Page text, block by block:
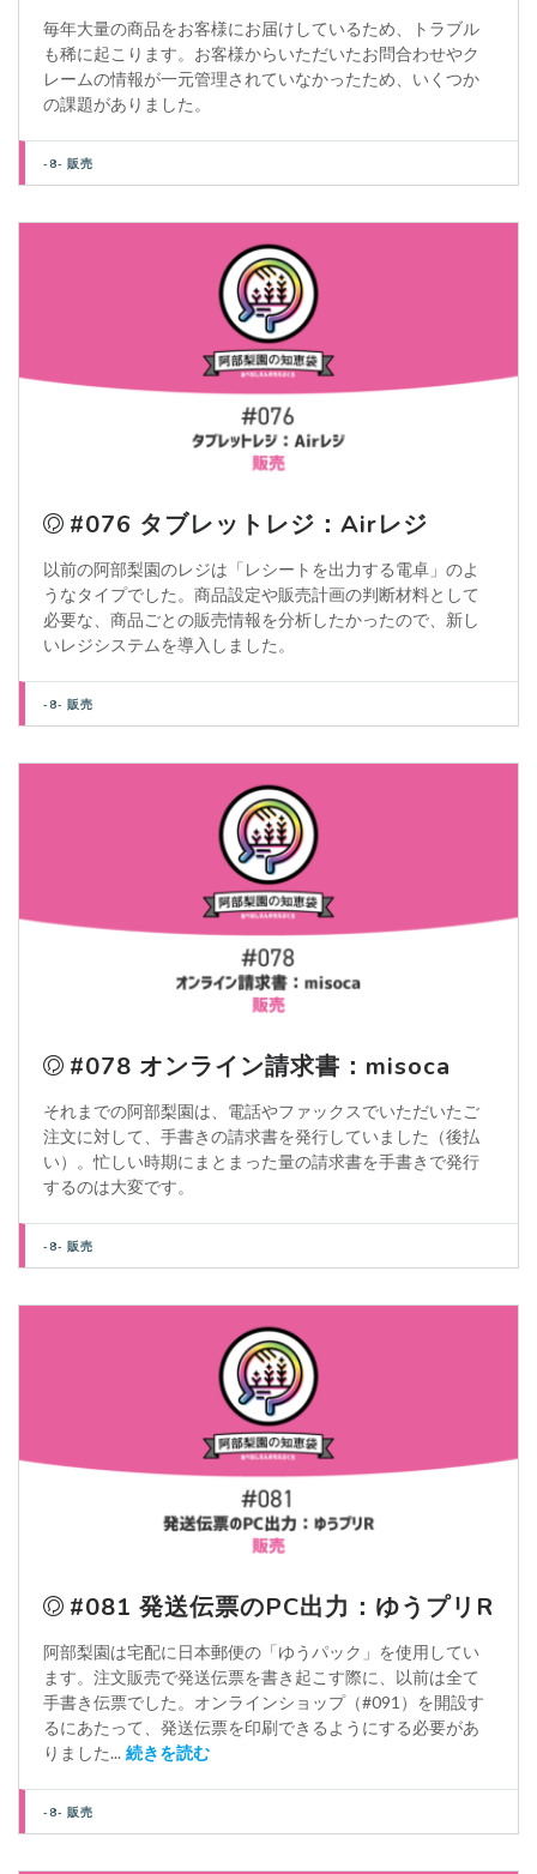
毎年大量の商品をお客様にお届けしているため、トラブル
も稀に起こります。お客様からいただいたお問合わせやク
レームの情報が一元管理されていなかったため、いくつか
の課題がありました。
-8- 販売
#076 タブレットレジ：Airレジ
以前の阿部梨園のレジは「レシートを出力する電卓」のよ
うなタイプでした。商品設定や販売計画の判断材料として
必要な、商品ごとの販売情報を分析したかったので、新し
いレジシステムを導入しました。
-8- 販売
#078 オンライン請求書：misoca
それまでの阿部梨園は、電話やファックスでいただいたご
注文に対して、手書きの請求書を発行していました（後払
い）。忙しい時期にまとまった量の請求書を手書きで発行
するのは大変です。
-8- 販売
#081 発送伝票のPC出力：ゆうプリR
阿部梨園は宅配に日本郵便の「ゆうパック」を使用してい
ます。注文販売で発送伝票を書き起こす際に、以前は全て
手書き伝票でした。オンラインショップ（#091）を開設す
るにあたって、発送伝票を印刷できるようにする必要があ
りました... 続きを読む
-8- 販売